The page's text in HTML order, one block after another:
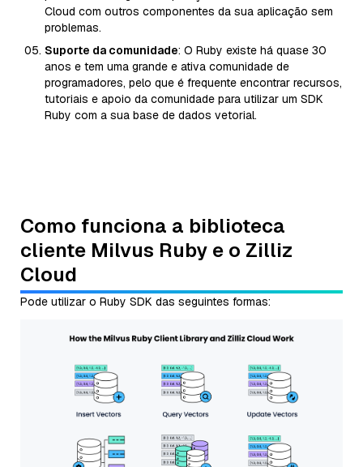
Cloud com outros componentes da sua aplicação sem
problemas.
Suporte da comunidade: O Ruby existe há quase 30
anos e tem uma grande e ativa comunidade de
programadores, pelo que é frequente encontrar recursos,
tutoriais e apoio da comunidade para utilizar um SDK
Ruby com a sua base de dados vetorial.
Como funciona a biblioteca
cliente Milvus Ruby e o Zilliz
Cloud
Pode utilizar o Ruby SDK das seguintes formas: